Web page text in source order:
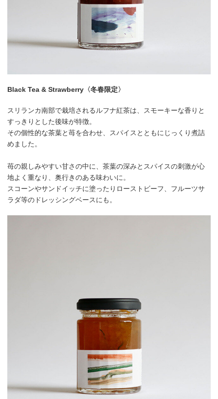
Black Tea & Strawberry〈冬春限定〉
スリランカ南部で栽培されるルフナ紅茶は、スモーキーな香りと
すっきりとした後味が特徴。
その個性的な茶葉と苺を合わせ、スパイスとともにじっくり煮詰
めました。
苺の親しみやすい甘さの中に、茶葉の深みとスパイスの刺激が心
地よく重なり、奥行きのある味わいに。
スコーンやサンドイッチに塗ったりローストビーフ、フルーツサ
ラダ等のドレッシングベースにも。